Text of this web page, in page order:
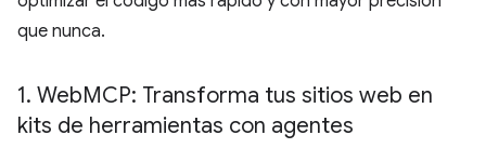
que nunca.
1. WebMCP: Transforma tus sitios web en
kits de herramientas con agentes